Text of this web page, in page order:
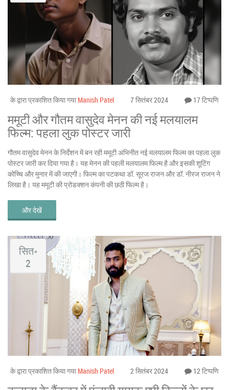
के द्वारा प्रकाशित किया गया Manish Patel 7 सितंबर 2024 17 टिप्पणि
ममूटी और गौतम वासुदेव मेनन की नई मलयालम
फिल्म: पहला लुक पोस्टर जारी
गौतम वासुदेव मेनन के निर्देशन में बन रही ममूटी अभिनीत नई मलयालम फिल्म का पहला लुक
पोस्टर जारी कर दिया गया है। यह मेनन की पहली मलयालम फिल्म है और इसकी शूटिंग
कोच्चि और मुनार में की जाएगी। फिल्म का पटकथा डॉ. सूरज राजन और डॉ. नीरज राजन ने
लिखा है। यह ममूटी की प्रोडक्शन कंपनी की छठी फिल्म है।
और देखें
सित॰
2
के द्वारा प्रकाशित किया गया Manish Patel 2 सितंबर 2024 12 टिप्पणि